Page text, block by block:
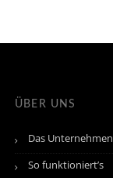
ÜBER UNS
Das Unternehmen
So funktioniert’s